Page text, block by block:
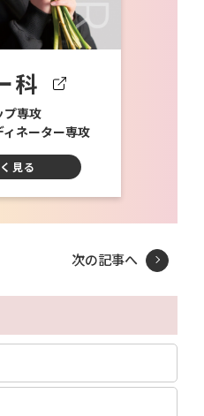
科
プ専攻
ネーター専攻
見る
次の記事へ